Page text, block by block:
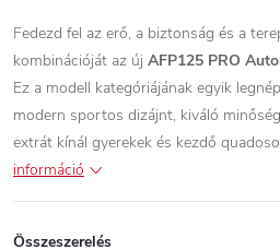
Fedezd fel az erő, a biztonság és a
kombinációját az új AFP125 PRO
Ez a modell kategóriájának egyik
modern sportos dizájnt, kiváló
extrát kínál gyerekek és kezdő
információ
Összeszerelés